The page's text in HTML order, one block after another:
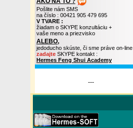
Pošlite nám SMS
na číslo : 00421 905 479 695
V TVARE :
žiadam o SKYPE konzultáciu +
vaše meno a priezvisko
ALEBO,
jedoducho skúste, či sme práve on-line
zadajte SKYPE kontakt :
Hermes Feng Shui Academy
---